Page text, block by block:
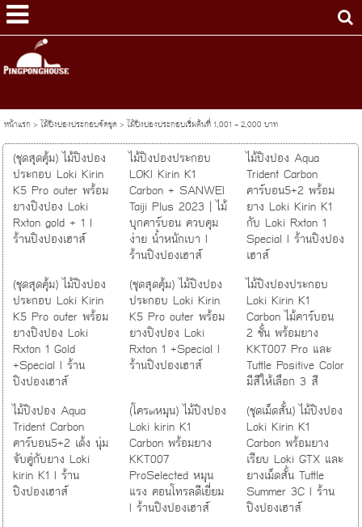
หน้าแรก>ไม้ปิงปองประกอบจัดชุด>ไม้ปิงปองประกอบเริ่มต้นที่ 1,001 - 2,000 บาท
(ชุดสุดคุ้ม) ไม้ปิงปอง
ประกอบ Loki Kirin
K5 Pro outer พร้อม
ยางปิงปอง Loki
Rxton gold + 1 I
ร้านปิงปองเฮาส์
ไม้ปิงปองประกอบ
LOKI Kirin K1
Carbon + SANWEI
Taiji Plus 2023 | ไม้
บุกคาร์บอน ควบคุม
ง่าย น้ำหนักเบา I
ร้านปิงปองเฮาส์
ไม้ปิงปอง Aqua
Trident Carbon
คาร์บอน5+2 พร้อม
ยาง Loki Kirin K1
กับ Loki Rxton 1
Special I ร้านปิงปอง
เฮาส์
(ชุดสุดคุ้ม) ไม้ปิงปอง
ประกอบ Loki Kirin
K5 Pro outer พร้อม
ยางปิงปอง Loki
Rxton 1 Gold
+Special I ร้าน
ปิงปองเฮาส์
(ชุดสุดคุ้ม) ไม้ปิงปอง
ประกอบ Loki Kirin
K5 Pro outer พร้อม
ยางปิงปอง Loki
Rxton 1 +Special I
ร้านปิงปองเฮาส์
ไม้ปิงปองประกอบ
Loki Kirin K1
Carbon ไม้คาร์บอน
2 ชั้น พร้อมยาง
KKT007 Pro และ
Tuttle Positive Color
มีสีให้เลือก 3 สี
ไม้ปิงปอง Aqua
Trident Carbon
คาร์บอน5+2 เด้ง นุ่ม
จับคู่กับยาง Loki
kirin K1 I ร้าน
ปิงปองเฮาส์
(โครตหมุน) ไม้ปิงปอง
Loki kirin K1
Carbon พร้อมยาง
KKT007
ProSelected หมุน
แรง คอนโทรลดีเยี่ยม
I ร้านปิงปองเฮาส์
(ชุดเม็ดสั้น) ไม้ปิงปอง
Loki Kirin K1
Carbon พร้อมยาง
เรียบ Loki GTX และ
ยางเม็ดสั้น Tuttle
Summer 3C I ร้าน
ปิงปองเฮาส์